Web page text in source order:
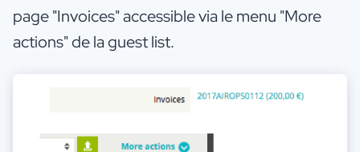
page "Invoices" accessible via le menu "More
actions" de la guest list.